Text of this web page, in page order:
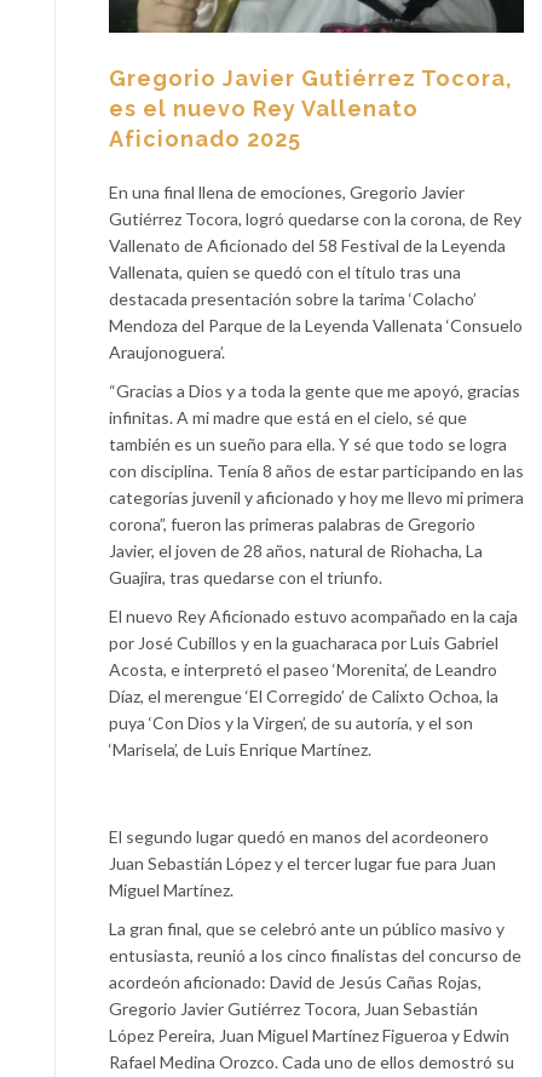
Gregorio Javier Gutiérrez Tocora,
es el nuevo Rey Vallenato
Aficionado 2025
En una final llena de emociones, Gregorio Javier
Gutiérrez Tocora, logró quedarse con la corona, de Rey
Vallenato de Aficionado del 58 Festival de la Leyenda
Vallenata, quien se quedó con el título tras una
destacada presentación sobre la tarima ‘Colacho’
Mendoza del Parque de la Leyenda Vallenata ‘Consuelo
Araujonoguera’.
“Gracias a Dios y a toda la gente que me apoyó, gracias
infinitas. A mi madre que está en el cielo, sé que
también es un sueño para ella. Y sé que todo se logra
con disciplina. Tenía 8 años de estar participando en las
categorías juvenil y aficionado y hoy me llevo mi primera
corona”, fueron las primeras palabras de Gregorio
Javier, el joven de 28 años, natural de Riohacha, La
Guajira, tras quedarse con el triunfo.
El nuevo Rey Aficionado estuvo acompañado en la caja
por José Cubillos y en la guacharaca por Luis Gabriel
Acosta, e interpretó el paseo ‘Morenita’, de Leandro
Díaz, el merengue ‘El Corregido’ de Calixto Ochoa, la
puya ‘Con Dios y la Virgen’, de su autoría, y el son
‘Marisela’, de Luis Enrique Martínez.
El segundo lugar quedó en manos del acordeonero
Juan Sebastián López y el tercer lugar fue para Juan
Miguel Martínez.
La gran final, que se celebró ante un público masivo y
entusiasta, reunió a los cinco finalistas del concurso de
acordeón aficionado: David de Jesús Cañas Rojas,
Gregorio Javier Gutiérrez Tocora, Juan Sebastián
López Pereira, Juan Miguel Martínez Figueroa y Edwin
Rafael Medina Orozco. Cada uno de ellos demostró su